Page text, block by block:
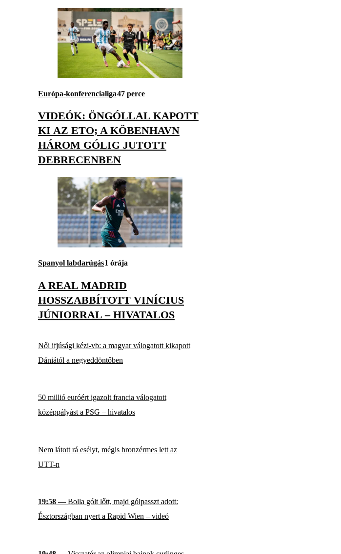
Európa-konferencialiga47 perce
VIDEÓK: ÖNGÓLLAL KAPOTT
KI AZ ETO; A KÖBENHAVN
HÁROM GÓLIG JUTOTT
DEBRECENBEN
Spanyol labdarúgás1 órája
A REAL MADRID
HOSSZABBÍTOTT VINÍCIUS
JÚNIORRAL – HIVATALOS
Női ifjúsági kézi-vb: a magyar válogatott kikapott
Dániától a negyeddöntőben
50 millió euróért igazolt francia válogatott
középpályást a PSG – hivatalos
Nem látott rá esélyt, mégis bronzérmes lett az
UTT-n
19:58 — Bolla gólt lőtt, majd gólpasszt adott:
Észtországban nyert a Rapid Wien – videó